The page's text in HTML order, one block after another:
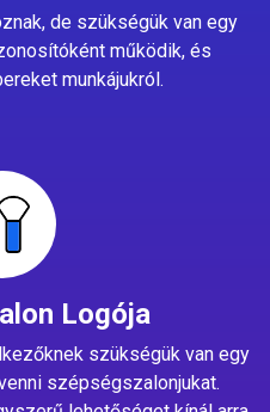
de szükségük van egy
működik, és
munkájukról.
Logója
szükségük van egy
szépségszalonjukat.